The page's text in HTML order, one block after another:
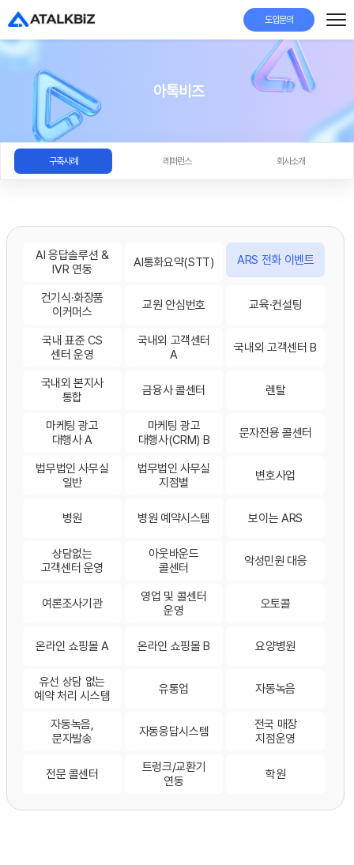
도입문의
아톡비즈
구축사례 레퍼런스 회사소개
AI 응답솔루션 &
IVR 연동
AI통화요약(STT) ARS 전화 이벤트
건기식·화장품
이커머스
교원 안심번호 교육·컨설팅
국내 표준 CS
센터 운영
국내외 고객센터
A
국내외 고객센터 B
국내외 본지사
통합
금융사 콜센터 렌탈
마케팅 광고
대행사 A
마케팅 광고
대행사(CRM) B
문자전용 콜센터
법무법인 사무실
일반
법무법인 사무실
지점별
변호사업
병원 병원 예약시스템 보이는 ARS
상담없는
고객센터 운영
아웃바운드
콜센터
악성민원 대응
여론조사기관
영업 및 콜센터
운영
오토콜
온라인 쇼핑몰 A 온라인 쇼핑몰 B 요양병원
유선 상담 없는
예약 처리 시스템
유통업 자동녹음
자동녹음,
문자발송
자동응답시스템
전국 매장
지점운영
전문 콜센터
트렁크/교환기
연동
학원